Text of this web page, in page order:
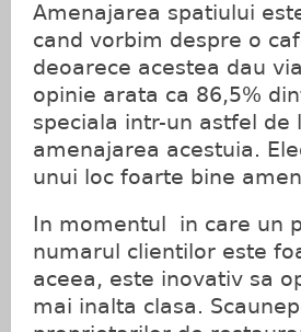
Amenajarea spatiului
cand vorbim despre o
deoarece acestea dau
opinie arata ca 86,5%
speciala intr-un astfel de
amenajarea acestuia.
unui loc foarte bine
In momentul in care un
numarul clientilor este
aceea, este inovativ sa
mai inalta clasa.